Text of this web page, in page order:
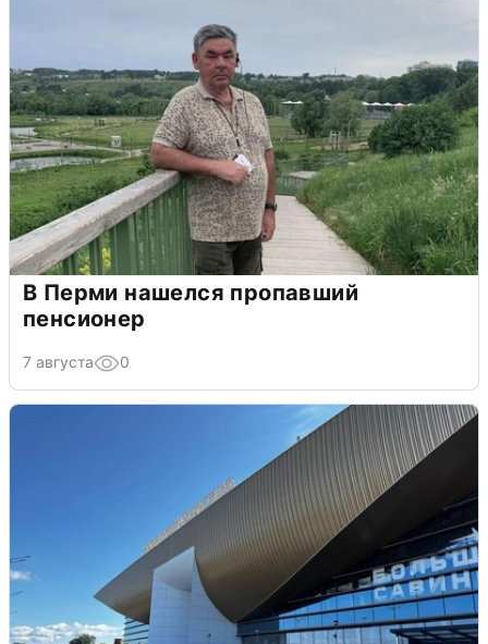
В Перми нашелся пропавший
пенсионер
7 августа 0